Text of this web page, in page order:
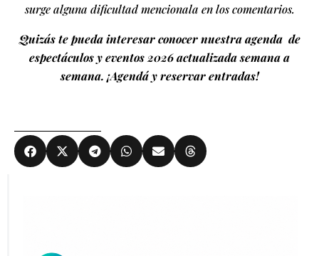
surge alguna dificultad mencionala en los comentarios.
Quizás te pueda interesar conocer nuestra agenda de
espectáculos y eventos 2026 actualizada semana a
semana. ¡Agendá y reservar entradas!